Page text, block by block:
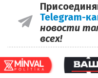
Telegram-
новости
всех!